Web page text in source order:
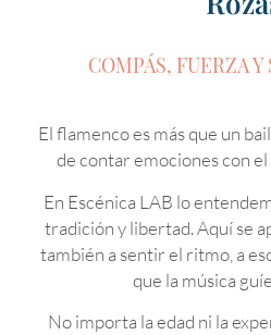
COMPÁS, FUERZA
El flamenco es más que un
de contar emociones con
En Escénica LAB lo
tradición y libertad. Aquí se
también a sentir el ritmo, a
que la música
No importa la edad ni la